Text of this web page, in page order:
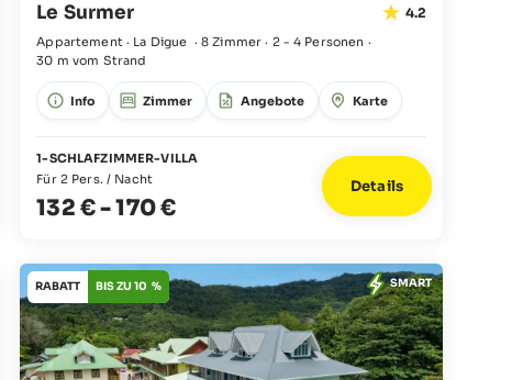
Le Surmer 4.2
Appartement · La Digue · 8 Zimmer · 2 - 4 Personen ·
30 m vom Strand
Info Zimmer Angebote Karte
1-SCHLAFZIMMER-VILLA
Für 2 Pers. / Nacht
132 €-170 €
Details
RABATT BIS ZU 10 % SMART